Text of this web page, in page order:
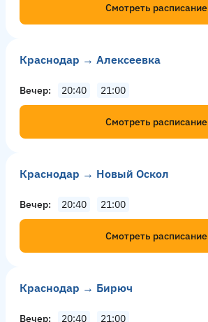
Смотреть расписание
Краснодар → Алексеевка
Вечер 20:40 21:00
Смотреть расписание
Краснодар → Новый Оскол
Вечер 20:40 21:00
Смотреть расписание
Краснодар → Бирюч
Вечер 20:40 21:00